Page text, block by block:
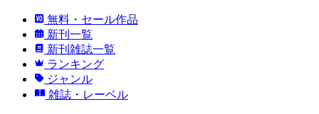
無料・セール作品
新刊一覧
新刊雑誌一覧
ランキング
ジャンル
雑誌・レーベル